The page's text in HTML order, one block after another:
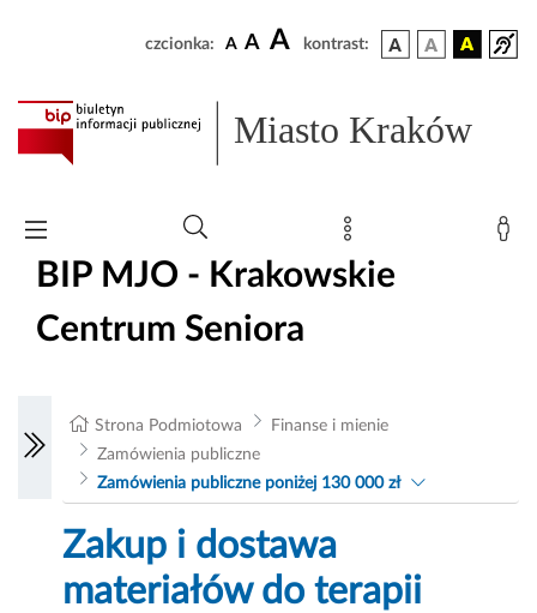
czcionka: A A A kontrast:
Miasto Kraków
BIP MJO - Krakowskie
Centrum Seniora
Strona Podmiotowa
Finanse i mienie
Zamówienia publiczne
Zamówienia publiczne poniżej 130 000 zł
Zakup i dostawa
materiałów do terapii